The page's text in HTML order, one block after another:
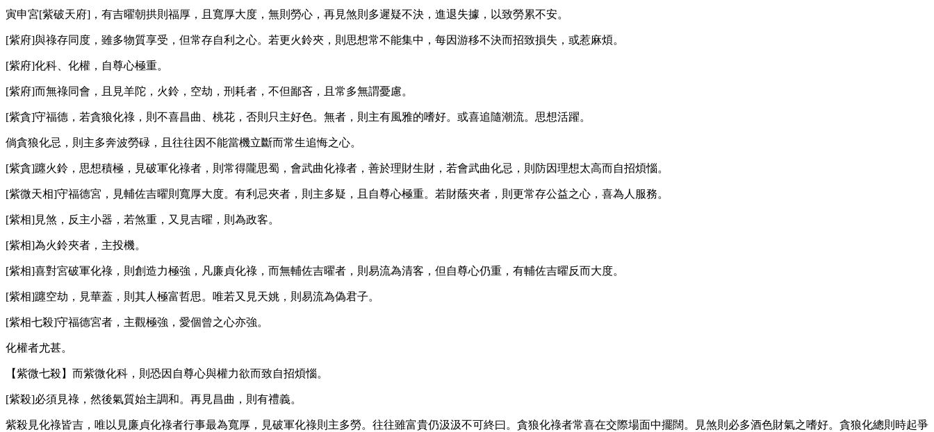
寅申宮[紫破天府]，有吉曜朝拱則福厚，且寬厚大度，無則勞心，再見煞則多遲疑不決，進退失據，以致勞累不安。
[紫府]與祿存同度，雖多物質享受，但常存自利之心。若更火鈴夾，則思想常不能集中，每因游移不決而招致損失，或惹麻煩。
[紫府]化科、化權，自尊心極重。
[紫府]而無祿同會，且見羊陀，火鈴，空劫，刑耗者，不但鄙吝，且常多無謂憂慮。
[紫貪]守福德，若貪狼化祿，則不喜昌曲、桃花，否則只主好色。無者，則主有風雅的嗜好。或喜追隨潮流。思想活躍。
倘貪狼化忌，則主多奔波勞碌，且往往因不能當機立斷而常生追悔之心。
[紫貪]躔火鈴，思想積極，見破軍化祿者，則常得隴思蜀，會武曲化祿者，善於理財生財，若會武曲化忌，則防因理想太高而自招煩惱。
[紫微天相]守福德宮，見輔佐吉曜則寬厚大度。有利忌夾者，則主多疑，且自尊心極重。若財蔭夾者，則更常存公益之心，喜為人服務。
[紫相]見煞，反主小器，若煞重，又見吉曜，則為政客。
[紫相]為火鈴夾者，主投機。
[紫相]喜對宮破軍化祿，則創造力極強，凡廉貞化祿，而無輔佐吉曜者，則易流為清客，但自尊心仍重，有輔佐吉曜反而大度。
[紫相]躔空劫，見華蓋，則其人極富哲思。唯若又見天姚，則易流為偽君子。
[紫相七殺]守福德宮者，主觀極強，愛個曾之心亦強。
化權者尤甚。
【紫微七殺】而紫微化科，則恐因自尊心與權力欲而致自招煩惱。
[紫殺]必須見祿，然後氣質始主調和。再見昌曲，則有禮義。
紫殺見化祿皆吉，唯以見廉貞化祿者行事最為寬厚，見破軍化祿則主多勞。往往雖富貴仍汲汲不可終曰。貪狼化祿者常喜在交際場面中擺闊。見煞則必多酒色財氣之嗜好。貪狼化總則時起爭